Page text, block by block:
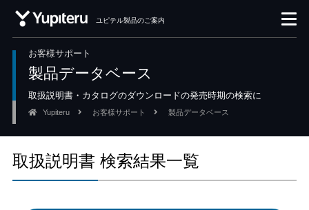
ユピテル製品のご案内
お客様サポート
製品データベース
取扱説明書・カタログのダウンロードの発売時期の検索に
Yupiteru お客様サポート 製品データベース
取扱説明書 検索結果一覧